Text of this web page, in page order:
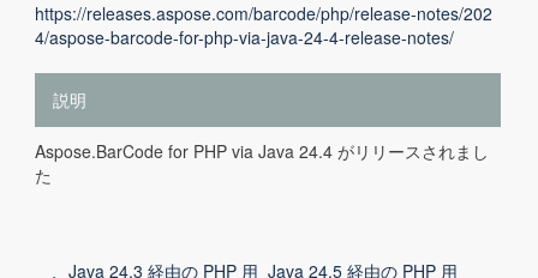
https://releases.aspose.com/barcode/php/release-notes/202
4/aspose-barcode-for-php-via-java-24-4-release-notes/
説明
Aspose.BarCode for PHP via Java 24.4 がリリースされまし
た
Java 24.3 経由の PHP 用 Java 24.5 経由の PHP 用